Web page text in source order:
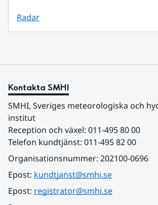
Radar
Kontakta SMHI
SMHI, Sveriges meteorologiska och
institut
Reception och växel: 011-495 80 00
Telefon kundtjänst: 011-495 82 00
Organisationsnummer: 202100-0696
Epost: kundtjanst@smhi.se
Epost: registrator@smhi.se